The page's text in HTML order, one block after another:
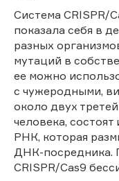
Система CRISPR/
показала себя в
разных
мутаций в
ее можно
с чужеродными,
около двух
человека,
РНК, которая
ДНК-посредника.
CRISPR/Cas9